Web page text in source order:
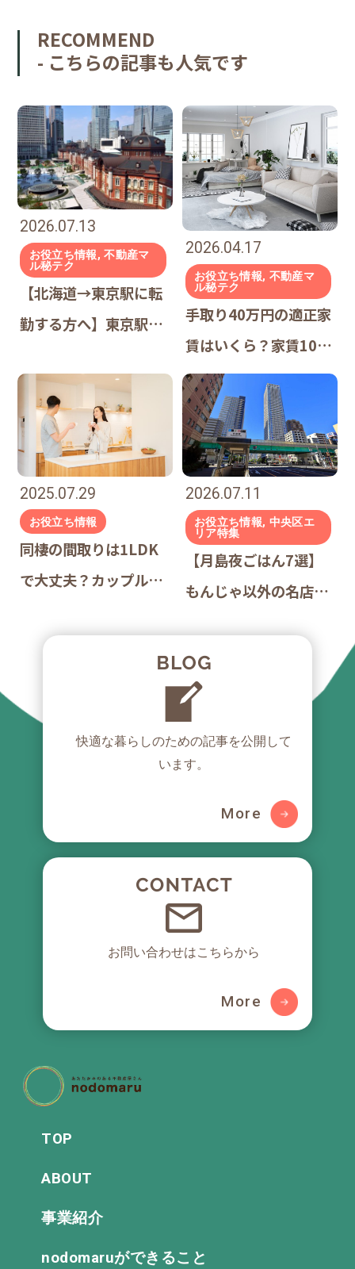
RECOMMEND
- こちらの記事も人気です
2026.07.13
お役立ち情報, 不動産マ
ル秘テク
【北海道→東京駅に転
勤する方へ】東京駅・
探し完全ガイド｜北海
道出身者が教える「後
悔しない」東京の住み
やすい街
2026.04.17
お役立ち情報, 不動産マ
ル秘テク
手取り40万円の適正家
賃はいくら？家賃10
万・12万・14万で変わ
る「暮らしの質」シミ
ュレーション
2025.07.29
お役立ち情報
同棲の間取りは1LDK
で大丈夫？カップルが
失敗しない選び方
2026.07.11
お役立ち情報, 中央区エ
リア特集
【月島夜ごはん7選】
もんじゃ以外の名店を
路地の実需ガイド
快適な暮らしのための記事を公開して
います。
More
お問い合わせはこちらから
More
TOP
ABOUT
事業紹介
nodomaruができること